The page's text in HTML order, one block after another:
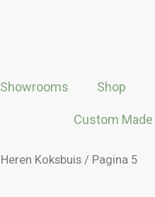
Showrooms Shop
Custom Made
Heren Koksbuis / Pagina 5